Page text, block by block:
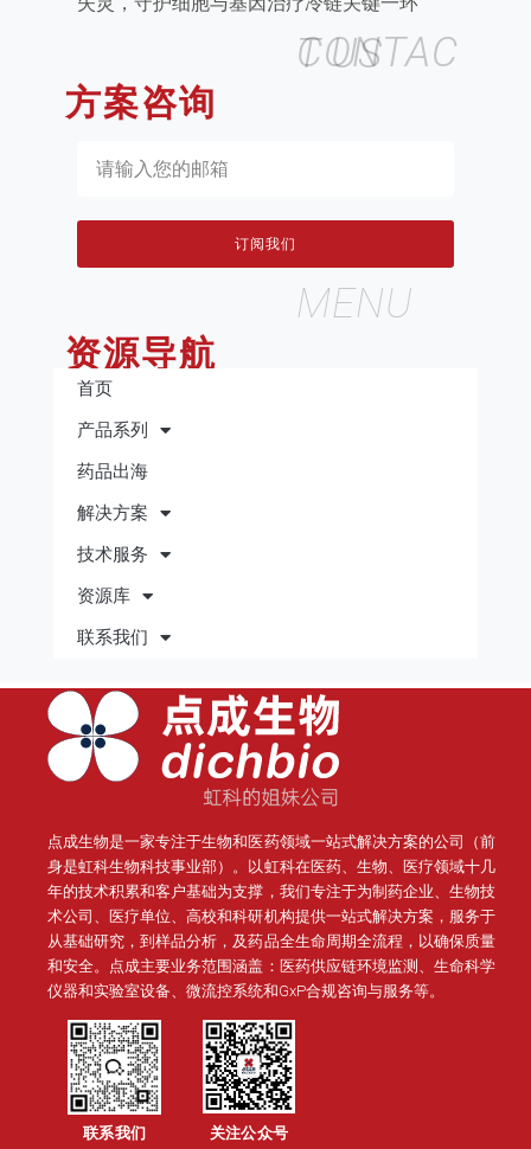
方案咨询
CONTACT US
订阅我们
资源导航
MENU
首页
产品系列
药品出海
解决方案
技术服务
资源库
联系我们
点成生物是一家专注于生物和医药领域一站式解决方案的公司（前
身是虹科生物科技事业部）。
以虹科在医药、生物、医疗领域十几
年的技术积累和客户基础为支撑，我们专注于为制药企业、生物技
术公司、医疗单位、高校和科研机构提供一站式解决方案，服务于
从基础研究，到样品分析，及药品全生命周期全流程，以确保质量
和安全。点成主要业务范围涵盖：医药供应链环境监测、生命科学
仪器和实验室设备、微流控系统和GxP合规咨询与服务等。
联系我们 关注公众号